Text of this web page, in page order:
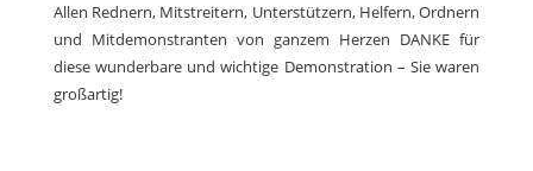
Allen Rednern, Mitstreitern, Unterstützern, Helfern, Ordnern
und Mitdemonstranten von ganzem Herzen DANKE für
diese wunderbare und wichtige Demonstration – Sie waren
großartig!